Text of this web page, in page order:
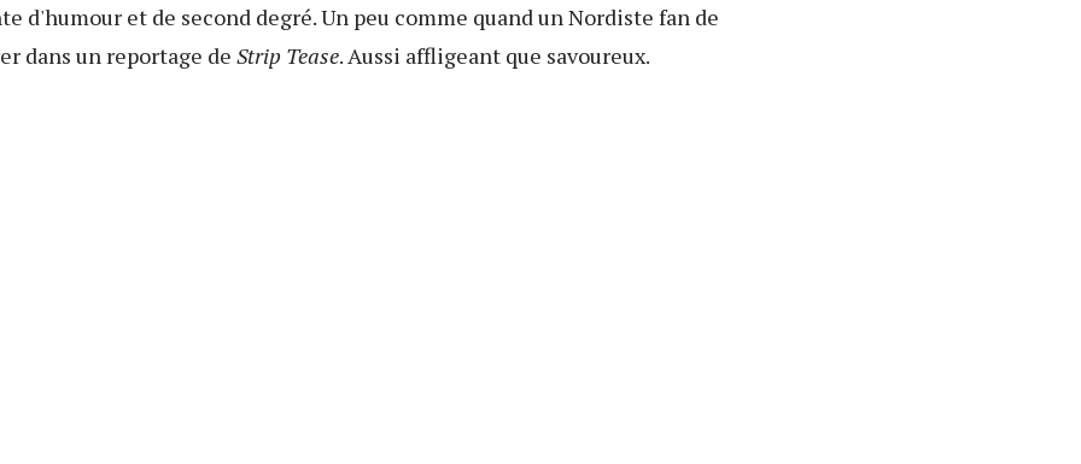
d'humour et de second degré. Un peu comme quand un Nordiste fan de
dans un reportage de Strip Tease. Aussi affligeant que savoureux.